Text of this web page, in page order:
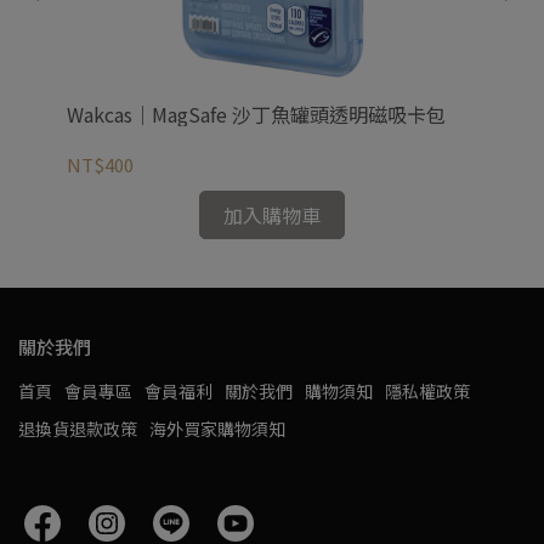
Wakcas｜MagSafe 沙丁魚罐頭透明磁吸卡包
NT$400
加入購物車
關於我們
首頁 會員專區 會員福利 關於我們 購物須知 隱私權政策
退換貨退款政策 海外買家購物須知